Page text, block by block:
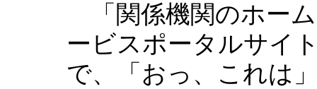
「関係機関のホー
ービスポータルサイ
で、「おっ、これは